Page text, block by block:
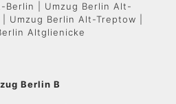
Berlin | Umzug Berlin Alt-
Umzug Berlin Alt-Treptow |
Altglienicke
Berlin B